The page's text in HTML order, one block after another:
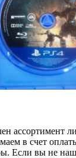
ассортимент
в счет
Если вы не